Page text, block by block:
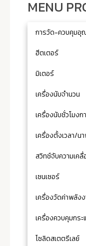
MENU
การวัด-ควบคุมอุ
ฮีตเตอร์
มิเตอร์
เครื่องนับจำนวน
เครื่องนับชั่วโมงก
เครื่องตั้งเวลา/น
สวิทช์จับความเค
เซนเซอร์
เครื่องวัดค่าพลัง
เครื่องควบคุมกร
โซลิดสเตตรีเลย์